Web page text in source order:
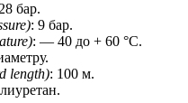
бар.
: 9 бар.
: — 40 до + 60 °C.
length): 100 м.